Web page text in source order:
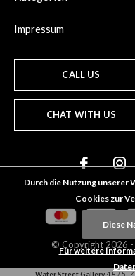
Impressum
CALL US
CHAT WITH US
© Copyright 2026
Water Street Gallery4.8 / 5 -
Durch die Nutzung unserer
Cookies zur
Diese
Für weitere